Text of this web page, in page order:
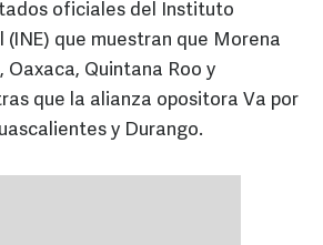
oficiales del Instituto
(INE) que muestran que Morena
Oaxaca, Quintana Roo y
que la alianza opositora Va por
y Durango.